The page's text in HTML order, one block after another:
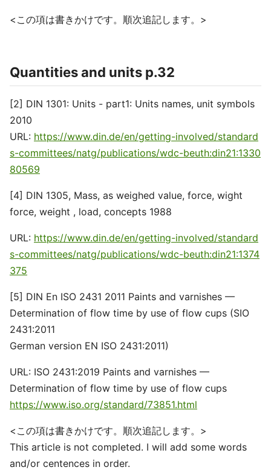
<この項は書きかけです。順次追記します。>
Quantities and units p.32
[2] DIN 1301: Units - part1: Units names, unit symbols
2010
URL: https://www.din.de/en/getting-involved/standard
s-committees/natg/publications/wdc-beuth:din21:1330
80569
[4] DIN 1305, Mass, as weighed value, force, wight
force, weight , load, concepts 1988
URL: https://www.din.de/en/getting-involved/standard
s-committees/natg/publications/wdc-beuth:din21:1374
375
[5] DIN En ISO 2431 2011 Paints and varnishes —
Determination of flow time by use of flow cups (SIO
2431:2011
German version EN ISO 2431:2011)
URL: ISO 2431:2019 Paints and varnishes —
Determination of flow time by use of flow cups
https://www.iso.org/standard/73851.html
<この項は書きかけです。順次追記します。>
This article is not completed. I will add some words
and/or centences in order.